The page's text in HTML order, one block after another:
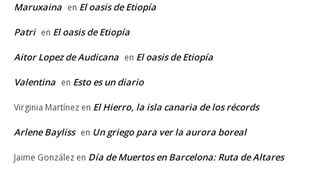
Maruxaina en El oasis de Etiopía
Patri en El oasis de Etiopía
Aitor Lopez de Audicana en El oasis de Etiopía
Valentina en Esto es un diario
Virginia Martínez en El Hierro, la isla canaria de los récords
Arlene Bayliss en Un griego para ver la aurora boreal
Jaime González en Día de Muertos en Barcelona: Ruta de Altares